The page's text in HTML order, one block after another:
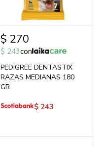
$ 270
$ 243con
PEDIGREE DENTASTIX
RAZAS MEDIANAS 180
GR
$ 243